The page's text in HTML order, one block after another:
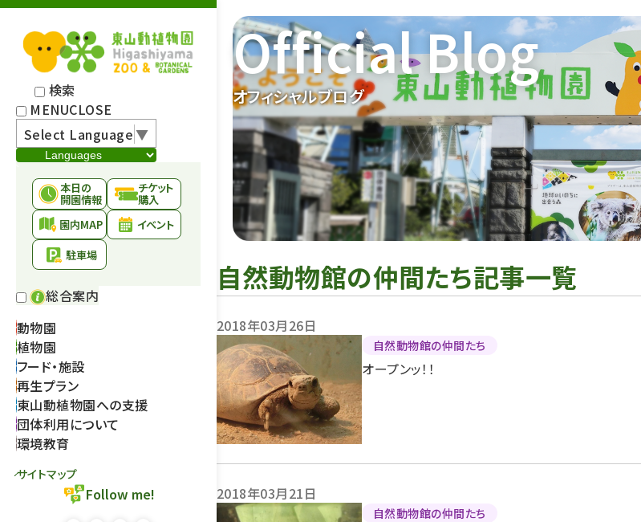
検索
MENUCLOSE
Select Language▼
本日の
開園情報
チケット
購入
園内MAP
イベント
駐車場
総合案内
動物園
植物園
フード・施設
再生プラン
東山動植物園への支援
団体利用について
環境教育
サイトマップ
Follow me!
オフィシャルブログ
Official Blog
自然動物館の仲間たち記事一覧
2018年03月26日
自然動物館の仲間たち
オープンッ！！
2018年03月21日
自然動物館の仲間たち